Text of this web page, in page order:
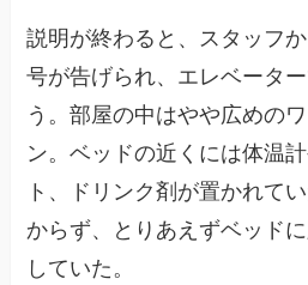
説明が終わると、スタッフ
号が告げられ、エレベータ
う。部屋の中はやや広めの
ン。ベッドの近くには体温
ト、ドリンク剤が置かれて
からず、とりあえずベッド
していた。